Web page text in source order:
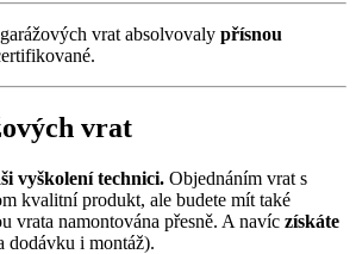
vrat absolvovaly přísnou
vrat
vyškolení technici. Objednáním vrat s
kvalitní produkt, ale budete mít také
vrata namontována přesně. A navíc získáte
dodávku i montáž).